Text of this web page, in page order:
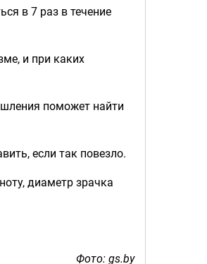
в 7 раз в течение
и при каких
поможет найти
если так повезло.
диаметр зрачка
Фото: gs.by